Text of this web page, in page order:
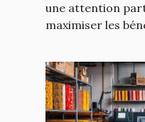
une attention
maximiser les